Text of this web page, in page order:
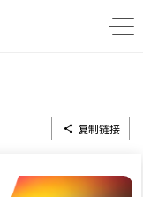
复制链接